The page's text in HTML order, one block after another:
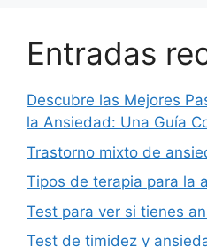
Entradas
Descubre las Mejores
la Ansiedad: Una Guía
Trastorno mixto de
Tipos de terapia para la
Test para ver si tienes
Test de timidez y